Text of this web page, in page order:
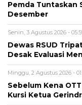
Pemda Tuntaskan
Desember
Senin, 3 Agustus 2026 -
Dewas RSUD
Desak Evaluasi
Minggu, 2 Agustus 2026 -
Sebelum Kena
Kursi Ketua